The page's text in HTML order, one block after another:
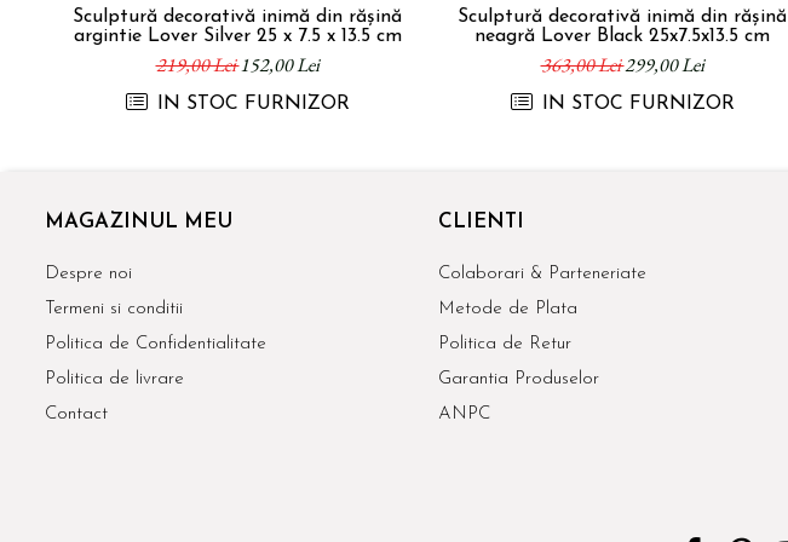
Sculptură decorativă inimă din rășină
argintie Lover Silver 25 x 7.5 x 13.5 cm
219,00 Lei152,00 Lei
IN STOC FURNIZOR
Sculptură decorativă inimă din rășină
neagră Lover Black 25x7.5x13.5 cm
363,00 Lei299,00 Lei
IN STOC FURNIZOR
MAGAZINUL MEU
Despre noi
Termeni si conditii
Politica de Confidentialitate
Politica de livrare
Contact
CLIENTI
Colaborari & Parteneriate
Metode de Plata
Politica de Retur
Garantia Produselor
ANPC